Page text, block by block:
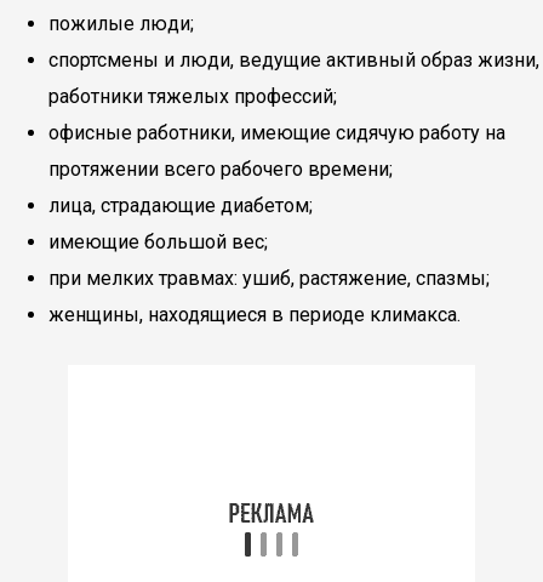
пожилые люди;
спортсмены и люди, ведущие активный образ жизни,
работники тяжелых профессий;
офисные работники, имеющие сидячую работу на
протяжении всего рабочего времени;
лица, страдающие диабетом;
имеющие большой вес;
при мелких травмах: ушиб, растяжение, спазмы;
женщины, находящиеся в периоде климакса.